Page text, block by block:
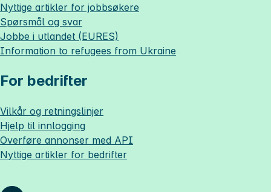
Nyttige artikler for jobbsøkere
Spørsmål og svar
Jobbe i utlandet (EURES)
Information to refugees from Ukraine
For bedrifter
Vilkår og retningslinjer
Hjelp til innlogging
Overføre annonser med API
Nyttige artikler for bedrifter